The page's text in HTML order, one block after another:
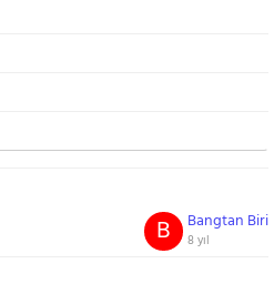
Bangtan Biri
8 yıl
B